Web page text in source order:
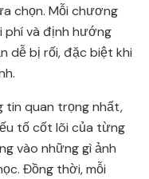
chọn. Mỗi chương
phí và định hướng
dễ bị rối, đặc biệt khi
tin quan trọng nhất,
tố cốt lõi của từng
vào những gì ảnh
Đồng thời, mỗi